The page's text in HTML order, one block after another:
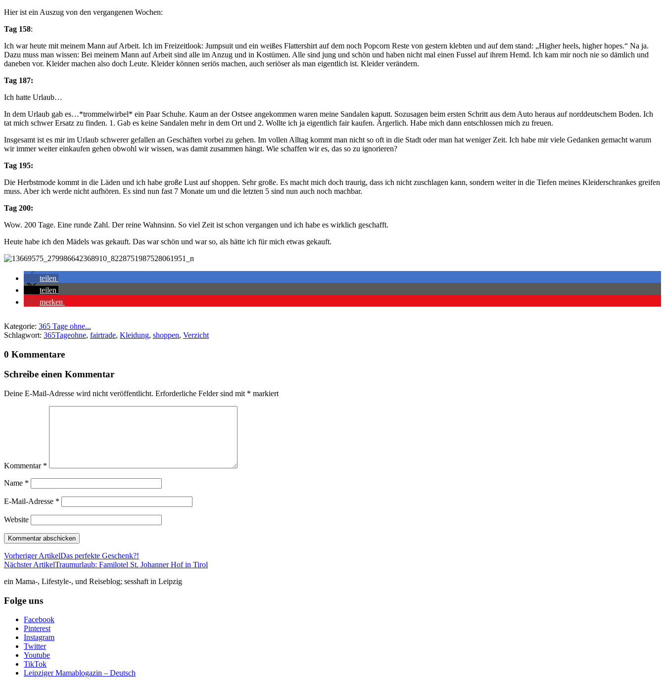
Hier ist ein Auszug von den vergangenen Wochen:
Tag 158:
Ich war heute mit meinem Mann auf Arbeit. Ich im Freizeitlook: Jumpsuit und ein weißes Flattershirt auf dem noch Popcorn Reste von gestern klebten und auf dem stand: „Higher heels, higher hopes.“ Na ja.
Dazu muss man wissen: Bei meinem Mann auf Arbeit sind alle im Anzug und in Kostümen. Alle sind jung und schön und haben nicht mal einen Fussel auf ihrem Hemd. Ich kam mir noch nie so dämlich und
daneben vor. Kleider machen also doch Leute. Kleider können seriös machen, auch seriöser als man eigentlich ist. Kleider verändern.
Tag 187:
Ich hatte Urlaub…
In dem Urlaub gab es…*trommelwirbel* ein Paar Schuhe. Kaum an der Ostsee angekommen waren meine Sandalen kaputt. Sozusagen beim ersten Schritt aus dem Auto heraus auf norddeutschem Boden. Ich
tat mich schwer Ersatz zu finden. 1. Gab es keine Sandalen mehr in dem Ort und 2. Wollte ich ja eigentlich fair kaufen. Ärgerlich. Habe mich dann entschlossen mich zu freuen.
Insgesamt ist es mir im Urlaub schwerer gefallen an Geschäften vorbei zu gehen. Im vollen Alltag kommt man nicht so oft in die Stadt oder man hat weniger Zeit. Ich habe mir viele Gedanken gemacht warum
wir immer weiter einkaufen gehen obwohl wir wissen, was damit zusammen hängt. Wie schaffen wir es, das so zu ignorieren?
Tag 195:
Die Herbstmode kommt in die Läden und ich habe große Lust auf shoppen. Sehr große. Es macht mich doch traurig, dass ich nicht zuschlagen kann, sondern weiter in die Tiefen meines Kleiderschrankes greifen
muss. Aber ich werde nicht aufhören. Es sind nun fast 7 Monate um und die letzten 5 sind nun auch noch machbar.
Tag 200:
Wow. 200 Tage. Eine runde Zahl. Der reine Wahnsinn. So viel Zeit ist schon vergangen und ich habe es wirklich geschafft.
Heute habe ich den Mädels was gekauft. Das war schön und war so, als hätte ich für mich etwas gekauft.
teilen
teilen
merken
Kategorie: 365 Tage ohne...
Schlagwort: 365Tageohne, fairtrade, Kleidung, shoppen, Verzicht
0 Kommentare
Schreibe einen Kommentar
Deine E-Mail-Adresse wird nicht veröffentlicht. Erforderliche Felder sind mit * markiert
Kommentar *
Name *
E-Mail-Adresse *
Website
Vorheriger ArtikelDas perfekte Geschenk?!
Nächster ArtikelTraumurlaub: Familotel St. Johanner Hof in Tirol
ein Mama-, Lifestyle-, und Reiseblog; sesshaft in Leipzig
Folge uns
Facebook
Pinterest
Instagram
Twitter
Youtube
TikTok
Leipziger Mamablogazin – Deutsch